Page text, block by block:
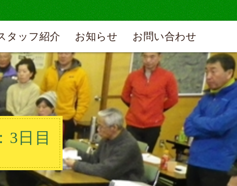
タッフ紹介 お知らせ お問い合わせ
3日目